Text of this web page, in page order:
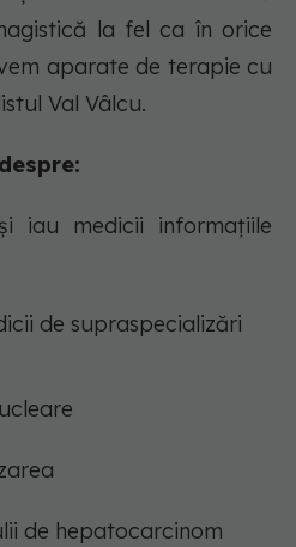
la fel ca în orice
aparate de terapie cu
Val Vâlcu.
iau medicii informațiile
de supraspecializări
de hepatocarcinom